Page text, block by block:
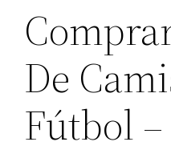
De
Fútbol